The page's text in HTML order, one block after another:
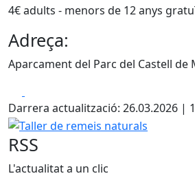
4€ adults - menors de 12 anys
Adreça:
Aparcament del Parc del Castell de
Darrera actualització: 26.03.2026 |
Taller de remeis naturals
RSS
L'actualitat a un clic